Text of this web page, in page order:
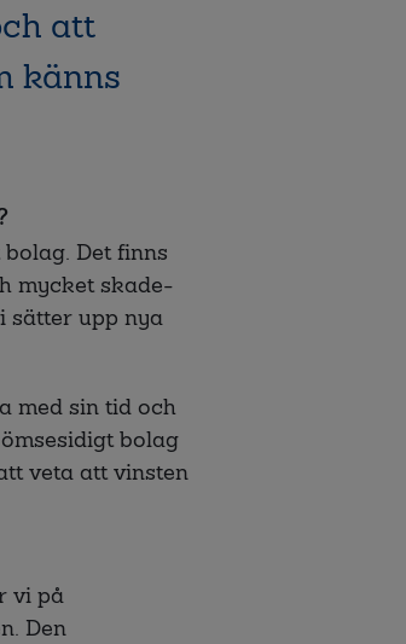
att
känns
Det finns
mycket skade-
sätter upp nya
med sin tid och
bolag
veta att vinsten
vi på
Den